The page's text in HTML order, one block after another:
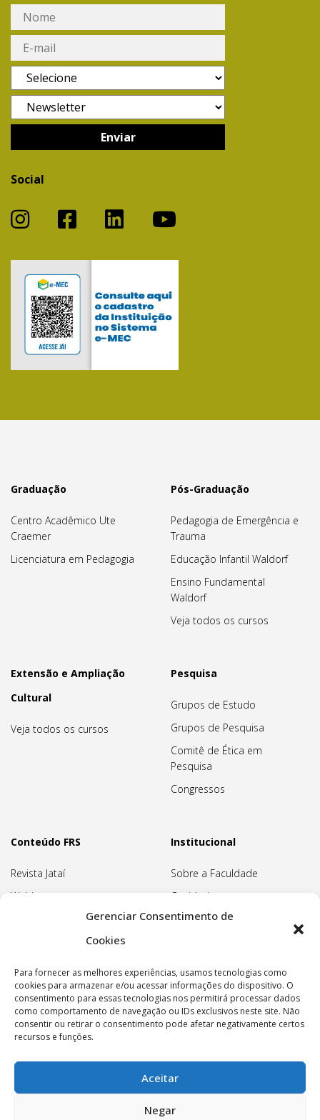
Gerenciar Consentimento de
Cookies
Para fornecer as melhores experiências, usamos tecnologias como
cookies para armazenar e/ou acessar informações do dispositivo. O
consentimento para essas tecnologias nos permitirá processar dados
como comportamento de navegação ou IDs exclusivos neste site. Não
consentir ou retirar o consentimento pode afetar negativamente certos
recursos e funções.
Aceitar
Negar
Social
Graduação
Centro Acadêmico Ute
Craemer
Licenciatura em Pedagogia
Pós-Graduação
Pedagogia de Emergência e
Trauma
Educação Infantil Waldorf
Ensino Fundamental
Waldorf
Veja todos os cursos
Extensão e Ampliação
Cultural
Veja todos os cursos
Pesquisa
Grupos de Estudo
Grupos de Pesquisa
Comitê de Ética em
Pesquisa
Congressos
Conteúdo FRS
Revista Jataí
Webinars
Institucional
Sobre a Faculdade
Ouvidoria
Pedagogia Waldorf
Nossa Sede
Política de privacidade